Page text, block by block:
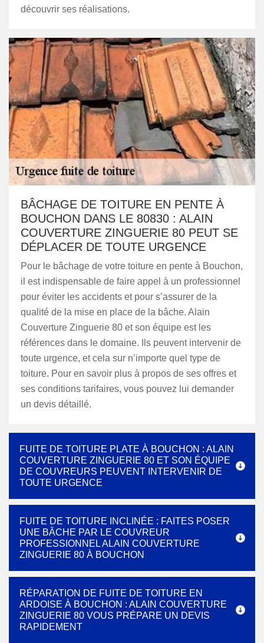
découvrir ses réalisations.
BÂCHAGE DE TOITURE EN PENTE À
BOUCHON DANS LE 80830 : ALAIN
COUVERTURE ZINGUERIE 80 PEUT SE
DÉPLACER DE TOUTE URGENCE
Pour le bâchage de votre toiture en pente à Bouchon,
il est indispensable de faire appel à un professionnel
pour éviter les accidents et pour s’assurer de la
qualité de la mise en place de la bâche. Alain
Couverture Zinguerie 80 et son équipe est les
références dans le domaine. Ils peuvent intervenir de
toute urgence, et cela sur n’importe quel type de
toiture. Pour en savoir plus à propos de ses offres et
ses conditions tarifaires, vous pouvez lui demander
un devis détaillé.
FUITE DE TOITURE PLATE À BOUCHON : ALAIN
COUVERTURE ZINGUERIE 80 ET SON ÉQUIPE
DE COUVREURS PEUVENT INTERVENIR DE
TOUTE URGENCE
FUITE DE TOITURE INCLINÉE : FAITES POSER
UNE BÂCHE PAR LE COUVREUR
PROFESSIONNEL ALAIN COUVERTURE
ZINGUERIE 80 À BOUCHON
RÉPARATION DE FUITE DE TOITURE EN
ARDOISE À BOUCHON : ALAIN COUVERTURE
ZINGUERIE 80 VOUS PRÉPARE UN DEVIS
RAPIDEMENT